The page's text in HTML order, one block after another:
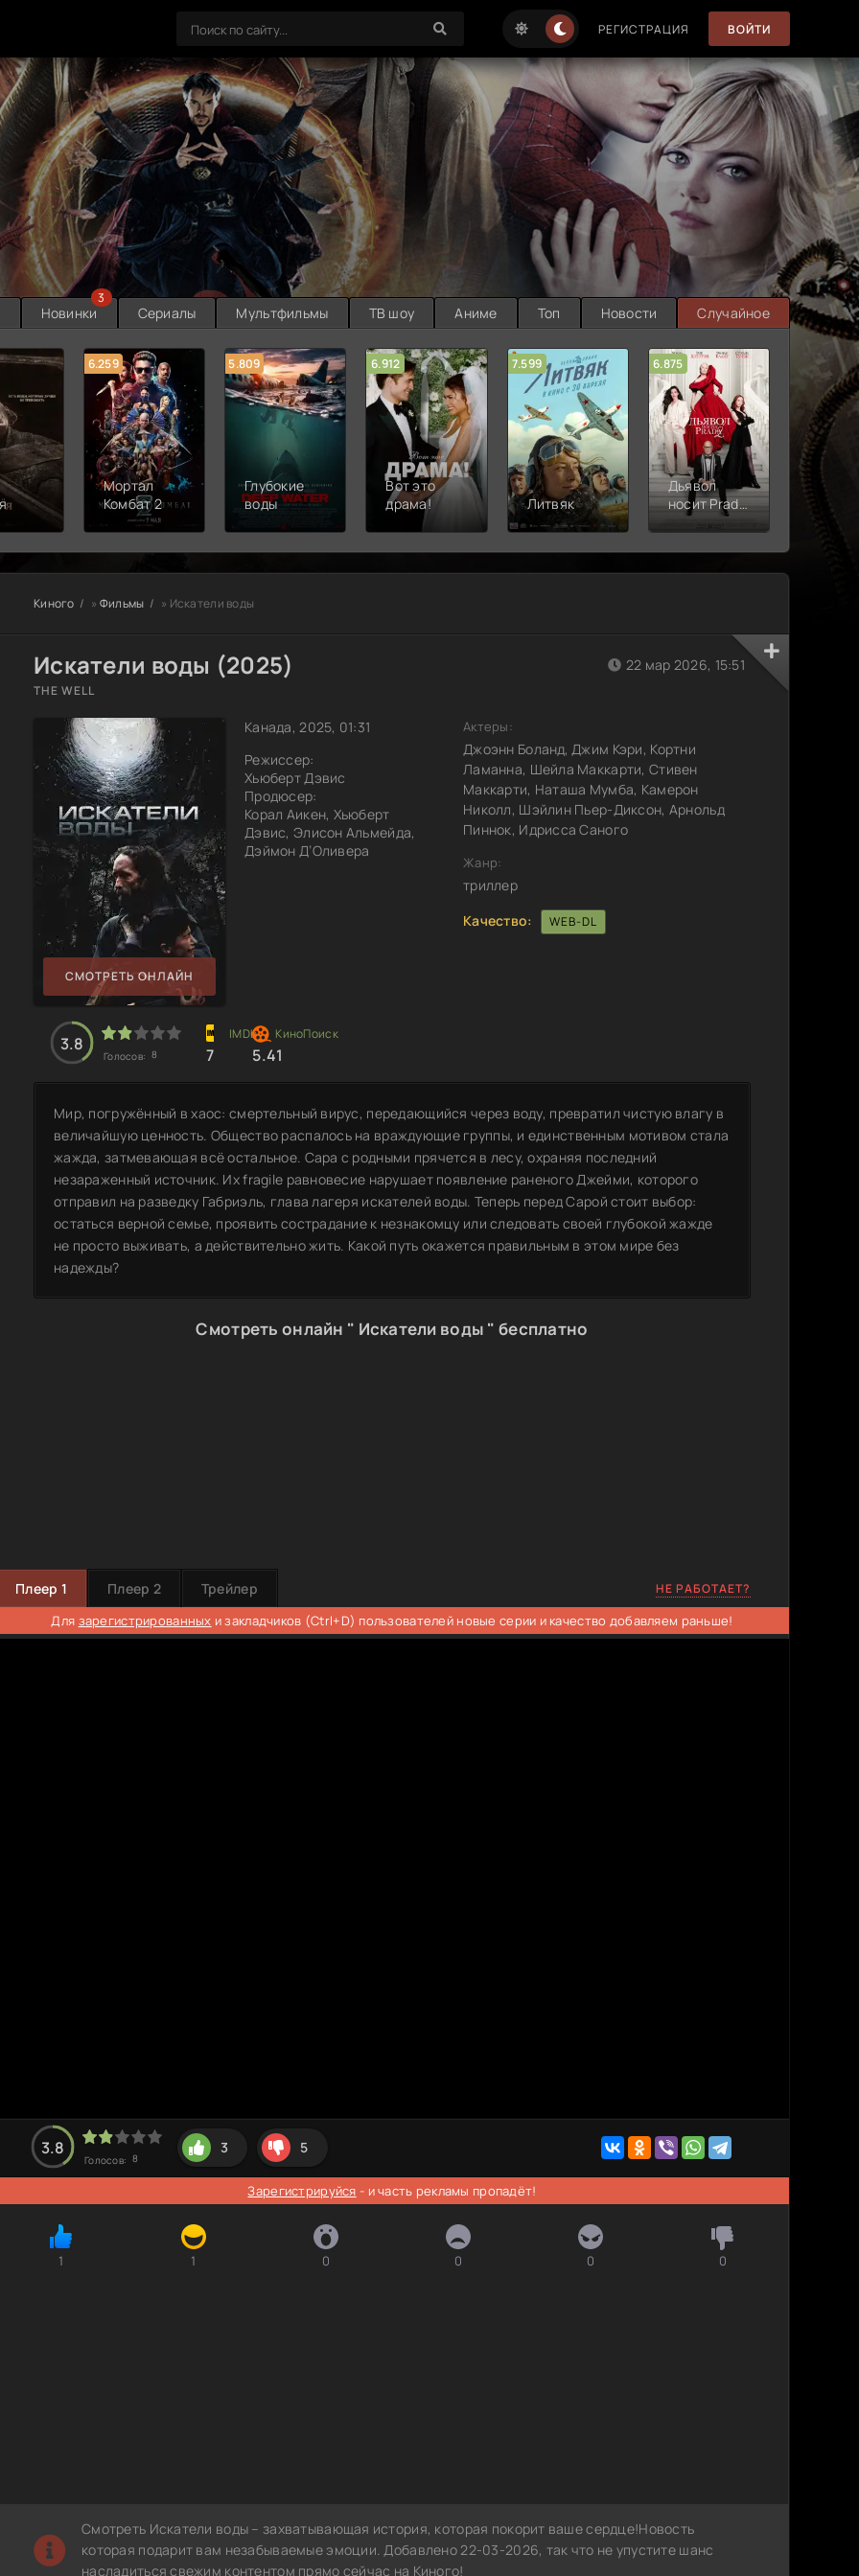
РЕГИСТРАЦИЯ ВОЙТИ
Новинки
3
Сериалы Мультфильмы ТВ шоу Аниме Топ Новости Случайное
6.259
Мортал
Комбат 2
5.809
Глубокие
воды
6.912
Вот это
драма!
7.599
Литвяк
6.875
Дьявол
носит Prada
2
6.314
Киного » Фильмы » Искатели воды
Искатели воды (2025)
THE WELL
СМОТРЕТЬ ОНЛАЙН
Канада, 2025, 01:31
Режиссер:
Хьюберт Дэвис
Продюсер:
Корал Аикен, Хьюберт
Дэвис, Элисон Альмейда,
Дэймон Д’Оливера
22 мар 2026, 15:51
Актеры:
Джоэнн Боланд, Джим Кэри, Кортни
Ламанна, Шейла Маккарти, Стивен
Маккарти, Наташа Мумба, Камерон
Николл, Шэйлин Пьер-Диксон, Арнольд
Пиннок, Идрисса Саного
Жанр:
триллер
Качество:
WEB-DL
3.8
Голосов: 8 7 5.41
Мир, погружённый в хаос: смертельный вирус, передающийся через воду, превратил чистую влагу в
величайшую ценность. Общество распалось на враждующие группы, и единственным мотивом стала
жажда, затмевающая всё остальное. Сара с родными прячется в лесу, охраняя последний
незараженный источник. Их fragile равновесие нарушает появление раненого Джейми, которого
отправил на разведку Габриэль, глава лагеря искателей воды. Теперь перед Сарой стоит выбор:
остаться верной семье, проявить сострадание к незнакомцу или следовать своей глубокой жажде
не просто выживать, а действительно жить. Какой путь окажется правильным в этом мире без
надежды?
Смотреть онлайн " Искатели воды " бесплатно
Плеер 1 Плеер 2 Трейлер НЕ РАБОТАЕТ?
Для зарегистрированных и закладчиков (Ctrl+D) пользователей новые серии и качество добавляем раньше!
3.8
Голосов: 8
3 5
Зарегистрируйся - и часть рекламы пропадёт!
1 1 0 0 0 0
Смотреть Искатели воды – захватывающая история, которая покорит ваше сердце!Новость
которая подарит вам незабываемые эмоции. Добавлено 22-03-2026, так что не упустите шанс
насладиться свежим контентом прямо сейчас на Киного!